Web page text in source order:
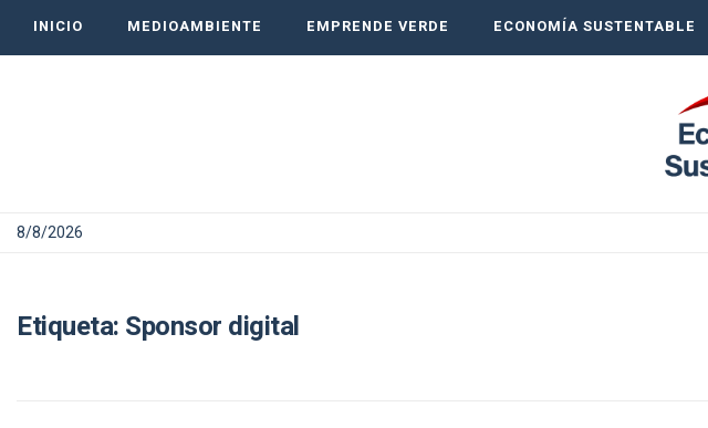
INICIO MEDIOAMBIENTE EMPRENDE VERDE ECONOMÍA SUSTENTABLE
8/8/2026
Etiqueta: Sponsor digital